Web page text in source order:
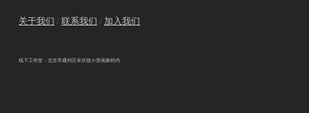
关于我们 / 联系我们 / 加入我们
线下工作室：北京市通州区宋庄镇小堡画家村内